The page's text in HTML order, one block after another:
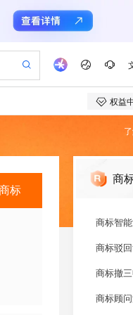
标
商
商标智
商标驳
商标撤
商标顾